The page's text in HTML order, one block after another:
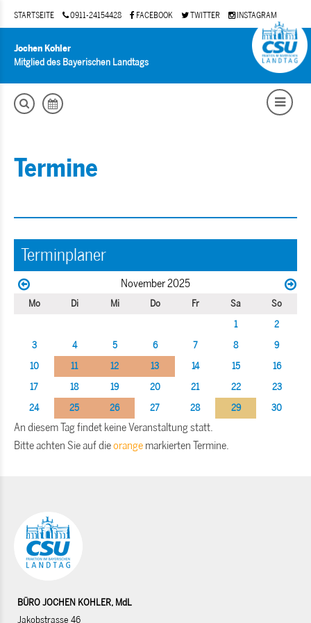
STARTSEITE 0911-24154428 FACEBOOK TWITTER INSTAGRAM
Jochen Kohler
Mitglied des Bayerischen Landtags
Termine
Terminplaner
November 2025
Mo Di Mi Do Fr Sa
So
1
2
3
4 5 6 7 8
9
10
11 12 13 14 15
16
17
18 19 20 21 22
23
24
25 26 27 28 29 30
An diesem Tag findet keine Veranstaltung statt.
Bitte achten Sie auf dieorange markierten Termine.
BÜRO JOCHEN KOHLER, MdL
Jakobstrasse 46